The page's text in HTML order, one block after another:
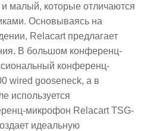
малый, которые отличаются
Основываясь на
Relacart предлагает
В большом конференц-
конференц-
wired gooseneck, а в
используется
микрофон Relacart TSG-
идеальную